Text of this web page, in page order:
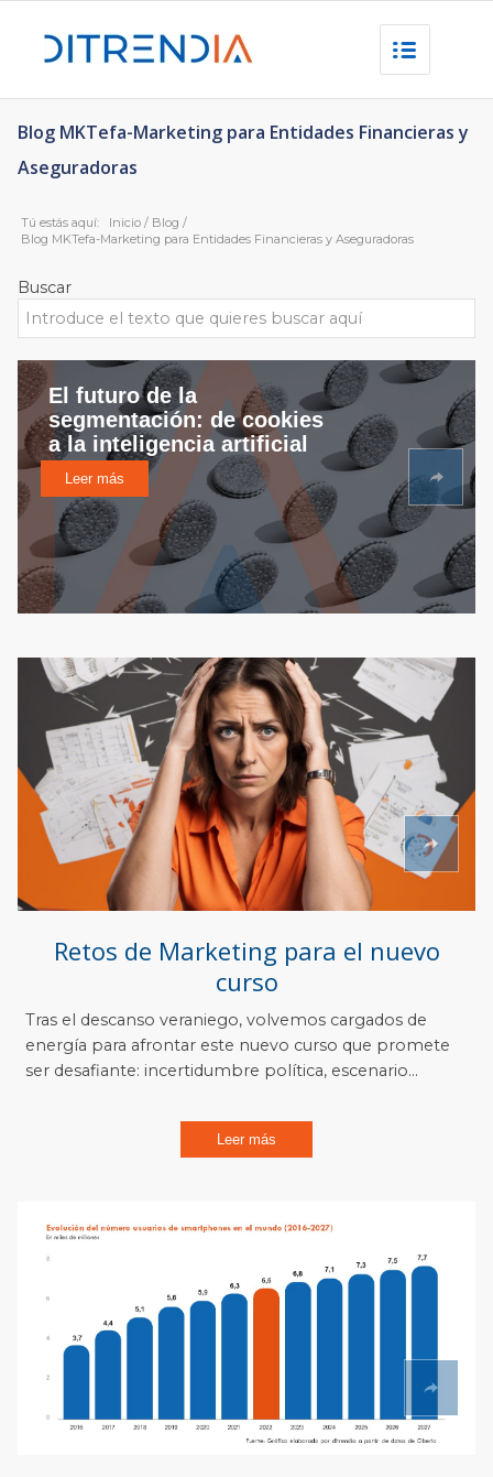
Blog MKTefa-Marketing para Entidades Financieras y
Aseguradoras
Tú estás aquí: Inicio / Blog /
Blog MKTefa-Marketing para Entidades Financieras y Aseguradoras
Buscar
El futuro de la
segmentación: de cookies
a la inteligencia artificial
Leer más
Retos de Marketing para el nuevo
curso
Tras el descanso veraniego, volvemos cargados de
energía para afrontar este nuevo curso que promete
ser desafiante: incertidumbre política, escenario...
Leer más